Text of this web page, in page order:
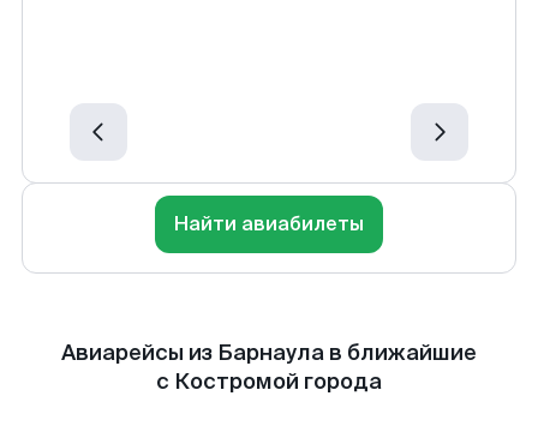
Найти авиабилеты
Авиарейсы из Барнаула в ближайшие
с Костромой города